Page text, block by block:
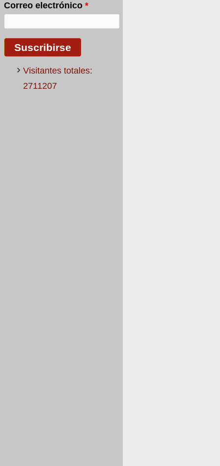
Correo electrónico *
Visitantes totales:
2711207